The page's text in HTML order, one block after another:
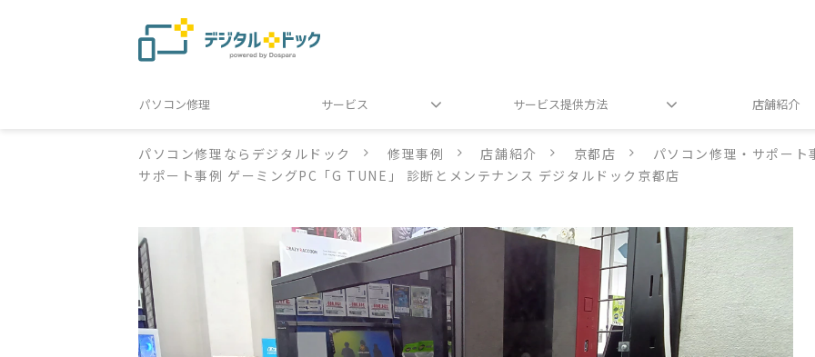
パソコン修理 サービス サービス提供方法 店舗紹介
パソコン修理ならデジタルドック 修理事例 店舗紹介 京都店
パソコン修理・サポート
サポート事例 ゲーミングPC「G TUNE」 診断とメンテナンス デジタルドック京都店